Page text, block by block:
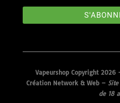
Vapeurshop Copyright
Création Network & Web–
de 18